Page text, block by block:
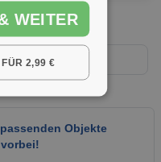
Objekte
WEITER
2,99 €